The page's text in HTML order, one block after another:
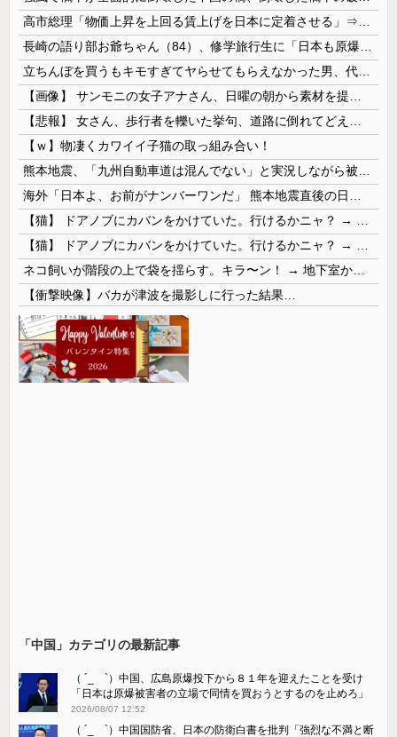
【ｗ】物凄くカワイイ子猫の取っ組み合い！
【衝撃映像】バカが津波を撮影しに行った結果…
「中国」カテゴリの最新記事
（ ´_ゝ`）中国、広島原爆投下から８１年を迎えたことを受け
「日本は原爆被害者の立場で同情を買おうとするのを止めろ」
2026/08/07 12:52
（ ´_ゝ`）中国国防省、日本の防衛白書を批判「強烈な不満と断